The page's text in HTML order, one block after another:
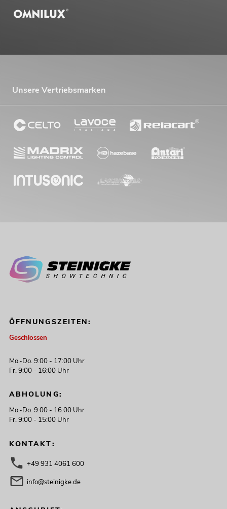
Unsere Vertriebsmarken
ÖFFNUNGSZEITEN:
Geschlossen
Mo.-Do. 9:00 - 17:00 Uhr
Fr. 9:00 - 16:00 Uhr
ABHOLUNG:
Mo.-Do. 9:00 - 16:00 Uhr
Fr. 9:00 - 15:00 Uhr
KONTAKT:
+49 931 4061 600
info@steinigke.de